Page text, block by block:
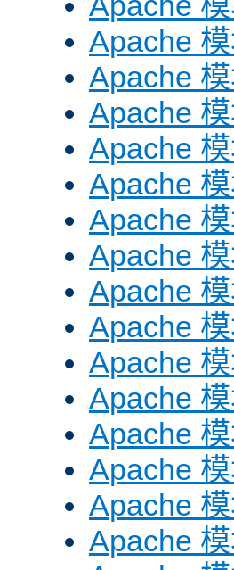
Apache
Apache
Apache
Apache
Apache
Apache
Apache
Apache
Apache
Apache
Apache
Apache
Apache
Apache
Apache